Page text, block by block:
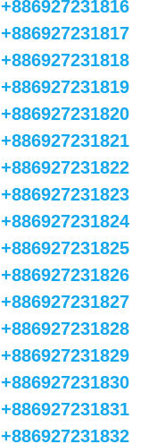
+886927231816
+886927231817
+886927231818
+886927231819
+886927231820
+886927231821
+886927231822
+886927231823
+886927231824
+886927231825
+886927231826
+886927231827
+886927231828
+886927231829
+886927231830
+886927231831
+886927231832